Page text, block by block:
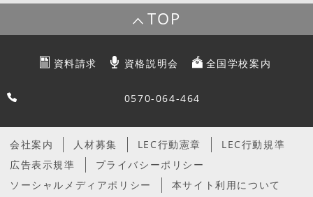
TOP
資料請求 資格説明会 全国学校案内
0570-064-464
会社案内 人材募集 LEC行動憲章
LEC行動規準
広告表示規準
プライバシーポリシー
ソーシャルメディアポリシー
本サイト利用について